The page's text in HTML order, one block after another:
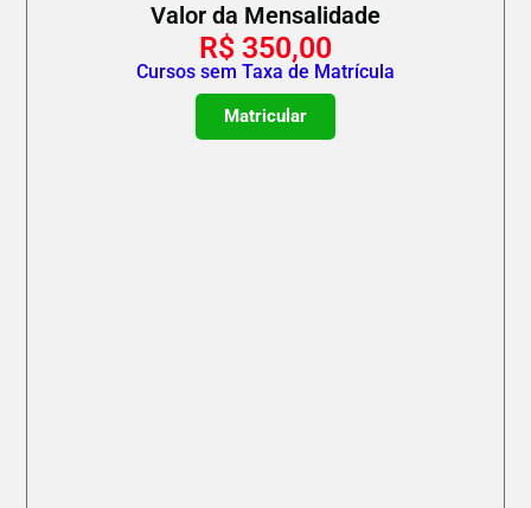
Valor da Mensalidade
R$ 350,00
Cursos sem Taxa de Matrícula
Matricular